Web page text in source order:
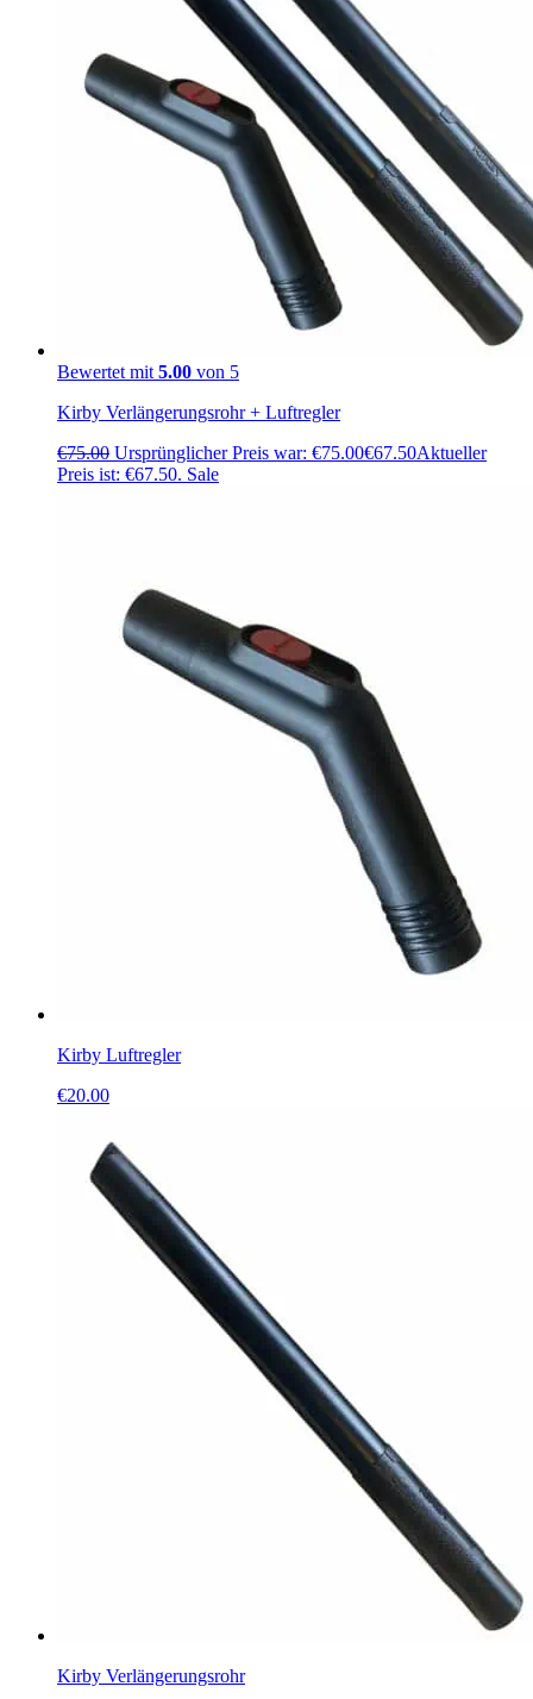
Bewertet mit 5.00 von 5
Kirby Verlängerungsrohr + Luftregler
€75.00 Ursprünglicher Preis war: €75.00€67.50Aktueller
Preis ist: €67.50. Sale
Kirby Luftregler
€20.00
Kirby Verlängerungsrohr